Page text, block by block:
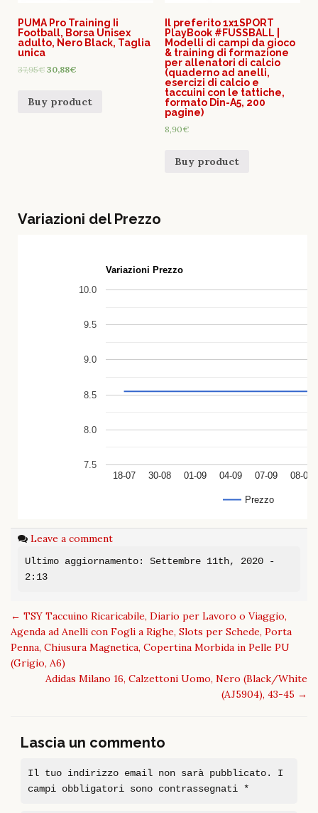
PUMA Pro Training Ii
Football, Borsa Unisex
adulto, Nero Black, Taglia
unica
37,95€ 30,88€
Buy product
Il preferito 1x1SPORT
PlayBook #FUSSBALL |
Modelli di campi da gioco
& training di formazione
per allenatori di calcio
(quaderno ad anelli,
esercizi di calcio e
taccuini con le tattiche,
formato Din-A5, 200
pagine)
8,90€
Buy product
Variazioni del Prezzo
Variazioni Prezzo
Prezzo
18-07 30-08 01-09 04-09 07-09 08-09
7.5
8.0
8.5
9.0
9.5
10.0
Leave a comment
Ultimo aggiornamento: Settembre 11th, 2020 -
2:13
Post
navigation
← TSY Taccuino Ricaricabile, Diario per Lavoro o Viaggio,
Agenda ad Anelli con Fogli a Righe, Slots per Schede, Porta
Penna, Chiusura Magnetica, Copertina Morbida in Pelle PU
(Grigio, A6)
Adidas Milano 16, Calzettoni Uomo, Nero (Black/White
(AJ5904), 43-45 →
Lascia un commento
Il tuo indirizzo email non sarà pubblicato.
I
campi obbligatori sono contrassegnati *